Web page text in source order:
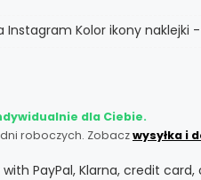
Instagram Kolor ikony naklejki
dla Ciebie.
roboczych. Zobaczwysyłka i
with PayPal, Klarna, credit